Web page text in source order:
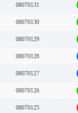
08070131
08070130
08070129
08070128
08070127
08070126
08070125